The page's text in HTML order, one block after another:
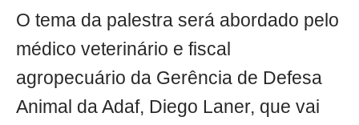
O tema da palestra será abordado pelo
médico veterinário e fiscal
agropecuário da Gerência de Defesa
Animal da Adaf, Diego Laner, que vai